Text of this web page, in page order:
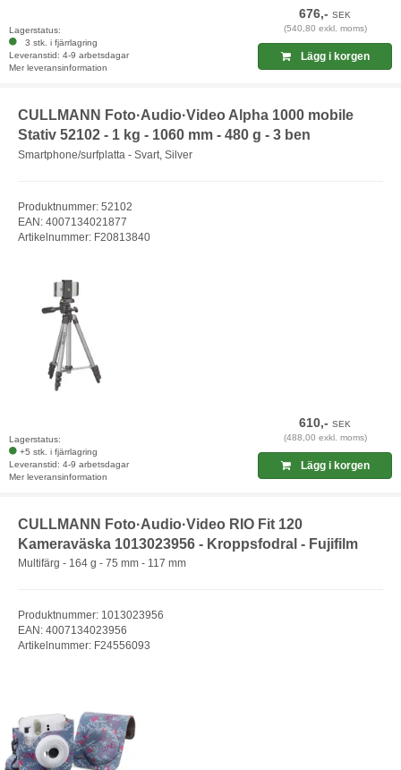
Lagerstatus:
3 stk. i fjärrlagring
Leveranstid: 4-9 arbetsdagar
Mer leveransinformation
676,-SEK
(540,80 exkl. moms)
Lägg i korgen
CULLMANN Foto·Audio·Video Alpha 1000 mobile
Stativ 52102 - 1 kg - 1060 mm - 480 g - 3 ben
Smartphone/surfplatta - Svart, Silver
Produktnummer: 52102
EAN: 4007134021877
Artikelnummer: F20813840
Lagerstatus:
+5 stk. i fjärrlagring
Leveranstid: 4-9 arbetsdagar
Mer leveransinformation
610,-SEK
(488,00 exkl. moms)
Lägg i korgen
CULLMANN Foto·Audio·Video RIO Fit 120
Kameraväska 1013023956 - Kroppsfodral - Fujifilm
Multifärg - 164 g - 75 mm - 117 mm
Produktnummer: 1013023956
EAN: 4007134023956
Artikelnummer: F24556093